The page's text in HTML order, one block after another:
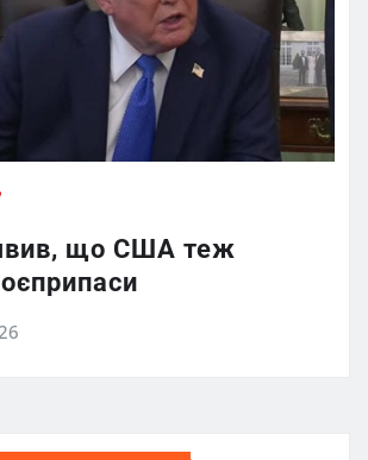
що США теж